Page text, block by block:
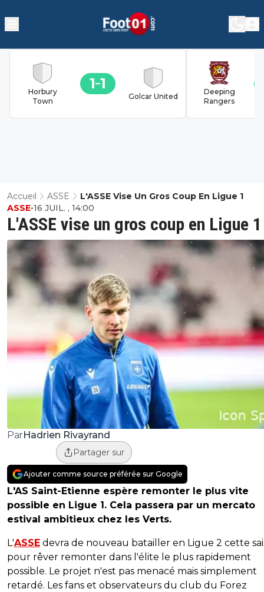
Horbury
Town
1 1
Golcar United
Deeping
Rangers
Accueil ASSE L'ASSE Vise Un Gros Coup En Ligue 1
L'ASSE vise un gros coup en Ligue 1
ASSE•16 JUIL. , 14:00
ParHadrien Rivayrand
Partager sur
Ajouter comme source préférée sur Google
L'AS Saint-Etienne espère remonter le plus vite
possible en Ligue 1. Cela passera par un mercato
estival ambitieux chez les Verts.
L'ASSE devra de nouveau batailler en Ligue 2 cette
pour rêver remonter dans l'élite le plus rapidement
possible. Le projet n'est pas menacé mais simplement
retardé. Les fans et observateurs du club du Forez